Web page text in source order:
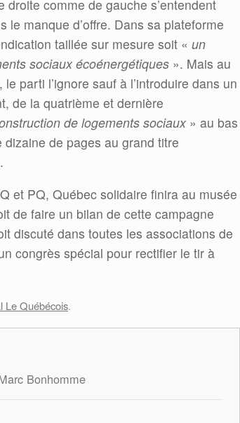
comme de gauche s’entendent
manque d’offre. Dans sa plateforme
taillée sur mesure soit « un
sociaux écoénergétiques ». Mais au
parti l’ignore sauf à l’introduire dans un
de la quatrième et dernière
de logements sociaux » au bas
dizaine de pages au grand titre
et PQ, Québec solidaire finira au musée
de faire un bilan de cette campagne
discuté dans toutes les associations de
congrès spécial pour rectifier le tir à
Le Québécois.
Bonhomme